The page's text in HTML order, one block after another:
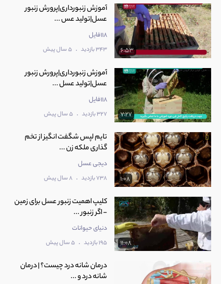
6:53
آموزش زنبورداری|پرورش زنبور
عسل|تولید عس ...
118فایل
343 بازدید . 5 سال پیش
7:27
آموزش زنبورداری|پرورش زنبور
عسل|تولید عسل ...
118فایل
327 بازدید . 5 سال پیش
1:08
تایم لپس شگفت انگیز از تخم
گذاری ملکه زن ...
دیجی عسل
738 بازدید . 8 سال پیش
11:08
کلیپ اهمیت زنبور عسل برای زمین
- اگر زنبور ...
دنیای حیوانات
195 بازدید . 5 سال پیش
درمان شانه درد چیست؟ | درمان
شانه درد و ...